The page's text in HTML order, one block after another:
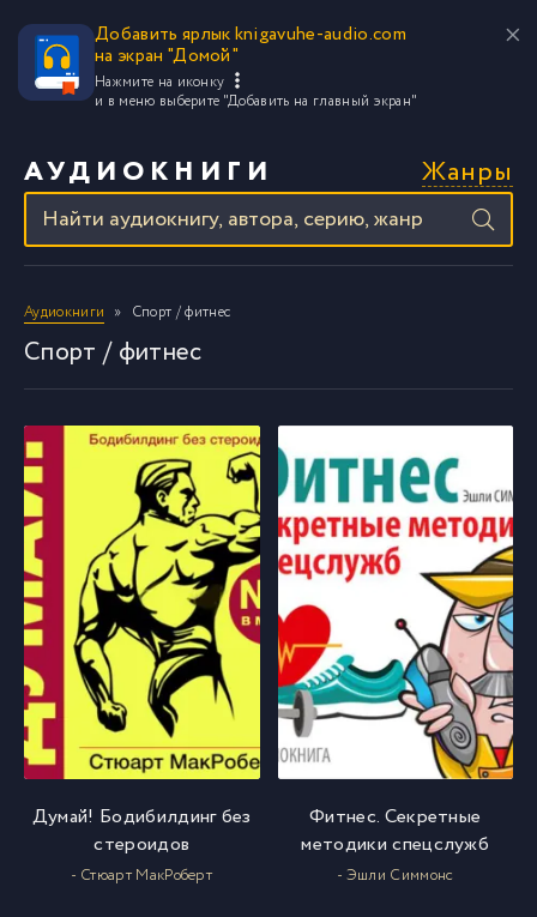
Добавить ярлык knigavuhe-audio.com
на экран "Домой"
Нажмите на иконку
и в меню выберите "Добавить на главный экран"
АУДИОКНИГИ Жанры
Аудиокниги Спорт / фитнес
Спорт / фитнес
Думай! Бодибилдинг без
стероидов
- Стюарт МакРоберт
Фитнес. Секретные
методики спецслужб
- Эшли Симмонс